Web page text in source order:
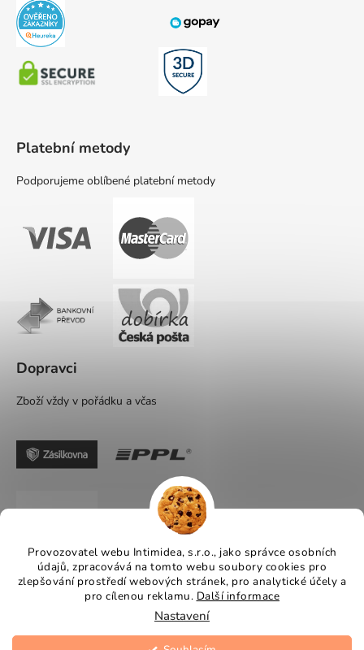
Provozovatel webu Intimidea, s.r.o., jako správce osobních
údajů, zpracovává na tomto webu soubory cookies pro
zlepšování prostředí webových stránek, pro analytické účely a
pro cílenou reklamu. Další informace
Nastavení
Platební metody
Podporujeme oblíbené platební metody
Dopravci
Zboží vždy v pořádku a včas